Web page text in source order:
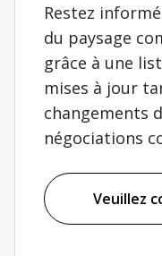
Restez
du paysage
grâce à une
mises à jour
changements
négociations
Veuillez